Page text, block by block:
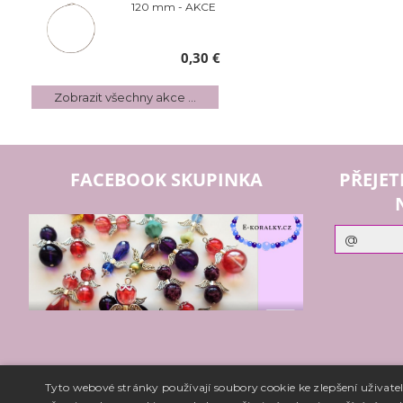
120 mm - AKCE
0,30 €
Zobrazit všechny akce ...
FACEBOOK SKUPINKA
Copyright ©
Tyto webové stránky používají soubory cookie ke zlepšení